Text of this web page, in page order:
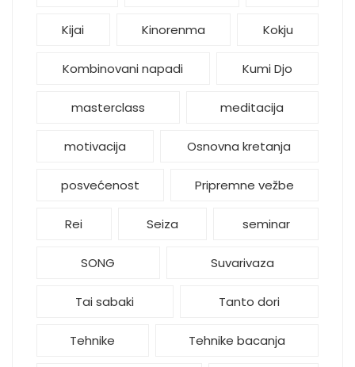
Kijai Kinorenma Kokju
Kombinovani napadi Kumi Djo
masterclass meditacija
motivacija Osnovna kretanja
posvećenost Pripremne vežbe
Rei Seiza seminar
SONG Suvarivaza
Tai sabaki Tanto dori
Tehnike Tehnike bacanja